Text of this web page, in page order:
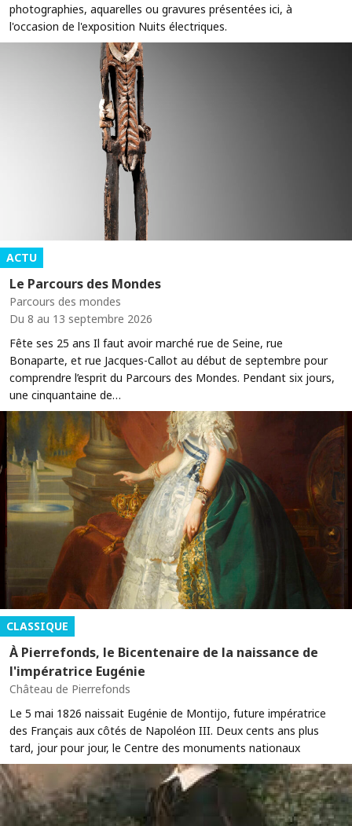
photographies, aquarelles ou gravures présentées ici, à
l'occasion de l'exposition Nuits électriques.
ACTU
Le Parcours des Mondes
Parcours des mondes
Du 8 au 13 septembre 2026
Fête ses 25 ans Il faut avoir marché rue de Seine, rue
Bonaparte, et rue Jacques-Callot au début de septembre pour
comprendre l’esprit du Parcours des Mondes. Pendant six jours,
une cinquantaine de…
CLASSIQUE
À Pierrefonds, le Bicentenaire de la naissance de
l'impératrice Eugénie
Château de Pierrefonds
Le 5 mai 1826 naissait Eugénie de Montijo, future impératrice
des Français aux côtés de Napoléon III. Deux cents ans plus
tard, jour pour jour, le Centre des monuments nationaux